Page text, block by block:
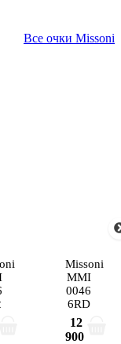
Все очки Missoni
Missoni
MMI
0046
6RD
12
900